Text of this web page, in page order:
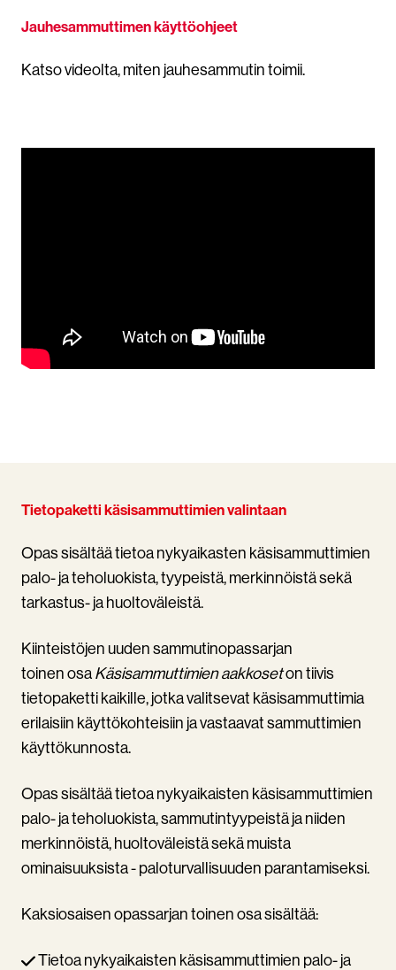
Jauhesammuttimen käyttöohjeet
Katso videolta, miten jauhesammutin toimii.
Tietopaketti käsisammuttimien valintaan
Opas sisältää tietoa nykyaikasten käsisammuttimien
palo- ja teholuokista, tyypeistä, merkinnöistä sekä
tarkastus- ja huoltoväleistä.
Kiinteistöjen uuden sammutinopassarjan
toinen osa Käsisammuttimien aakkoseton tiivis
tietopaketti kaikille, jotka valitsevat käsisammuttimia
erilaisiin käyttökohteisiin ja vastaavat sammuttimien
käyttökunnosta.
Opas sisältää tietoa nykyaikaisten käsisammuttimien
palo- ja teholuokista, sammutintyypeistä ja niiden
merkinnöistä, huoltoväleistä sekä muista
ominaisuuksista - paloturvallisuuden parantamiseksi.
Kaksiosaisen opassarjan toinen osa sisältää:
Tietoa nykyaikaisten käsisammuttimien palo- ja